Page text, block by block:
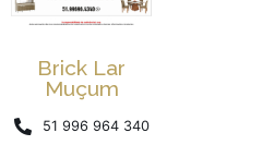
Brick Lar
Muçum
51 996 964 340